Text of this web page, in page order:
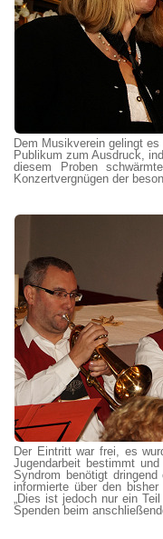
Dem Musikverein gelingt
Publikum zum Ausdruck,
diesem Proben
Konzertvergnügen der
Der Eintritt war frei, es
Jugendarbeit bestimmt
Syndrom benötigt
informierte über den
„Dies ist jedoch nur ein
Spenden beim